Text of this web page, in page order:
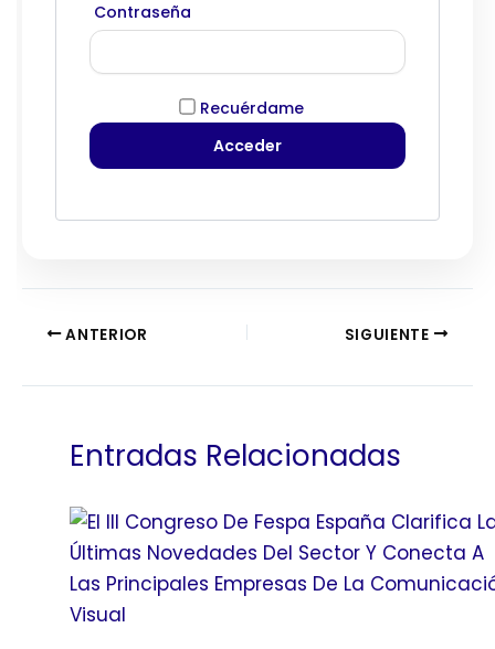
Contraseña
Recuérdame
ANTERIOR SIGUIENTE
Entradas Relacionadas